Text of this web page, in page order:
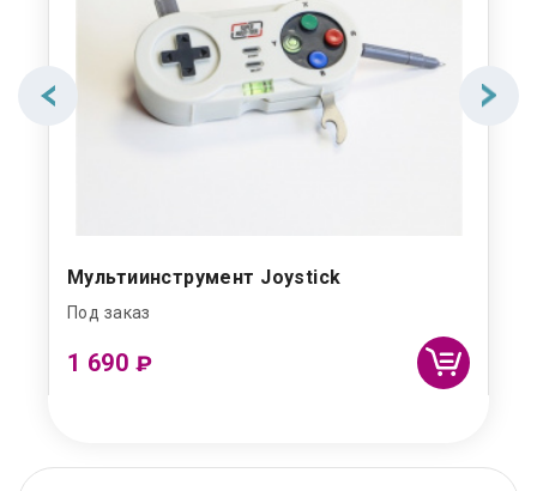
Мультиинструмент Joystick
Под заказ
1 690 ₽